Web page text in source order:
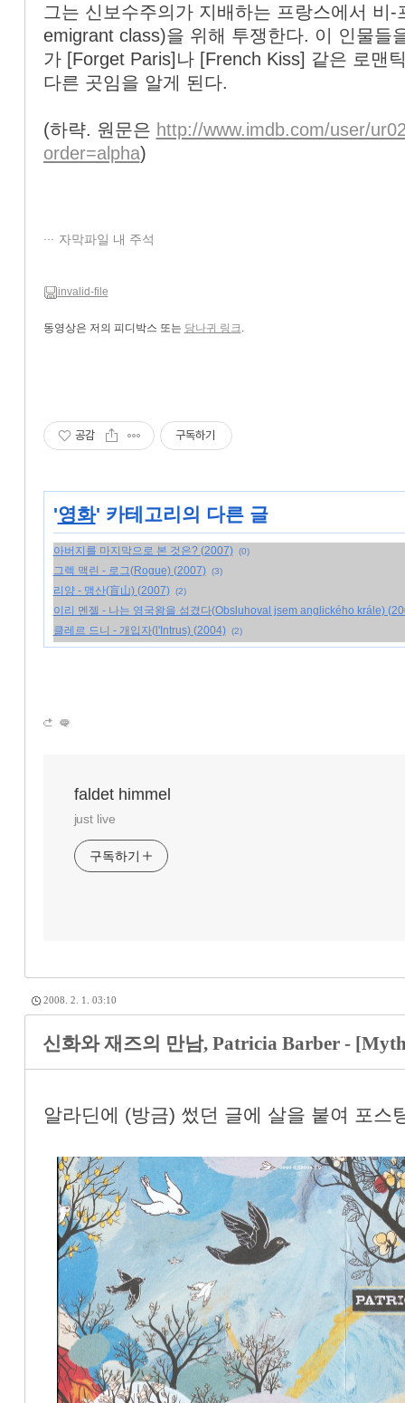
그는 신보수주의가 지배하는 프랑스에서 비
emigrant class)을 위해 투쟁한다. 이 인물들
가 [Forget Paris]나 [French Kiss] 같은 로맨
다른 곳임을 알게 된다.
(하략. 원문은 http://www.imdb.com/user/
order=alpha)
자막파일 내 주석
invalid-file
동영상은 저의 피디박스 또는 당나귀 링크.
공감 구독하기
'영화' 카테고리의 다른 글
아버지를 마지막으로 본 것은? (2007) (0)
그렉 맥린 - 로그(Rogue) (2007) (3)
리양 - 맹산(盲山) (2007) (2)
이리 멘젤 - 나는 영국왕을 섬겼다(Obsluhoval jsem anglického krále)
클레르 드니 - 개입자(l'Intrus) (2004) (2)
faldet himmel
just live
구독하기
2008. 2. 1. 03:10
신화와 재즈의 만남, Patricia Barber -
알라딘에 (방금) 썼던 글에 살을 붙여 포스